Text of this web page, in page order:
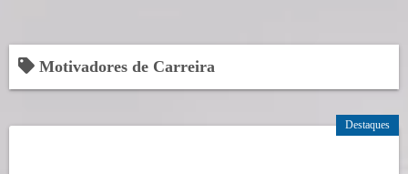
Motivadores de Carreira
Destaques